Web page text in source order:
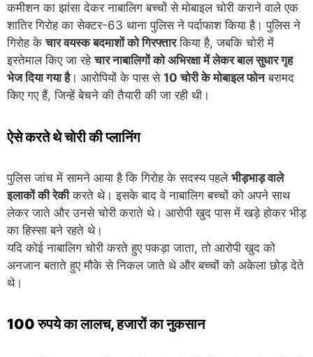
कमीशन का झांसा देकर नाबालिग बच्चों से मोबाइल चोरी कराने वाले एक
शातिर गिरोह का सेक्टर-63 थाना पुलिस ने पर्दाफाश किया है। पुलिस ने
गिरोह केचार वयस्क बदमाशों को गिरफ्तारकिया है, जबकि चोरी में
इस्तेमाल किए जा रहेचार नाबालिगों को अभिरक्षा में लेकर बाल सुधार गृह
भेज दिया गया है। आरोपियों के पास से 10 चोरी के मोबाइल फोनबरामद
किए गए हैं, जिन्हें बेचने की तैयारी की जा रही थी।
ऐसे करते थे चोरी की प्लानिंग
पुलिस जांच में सामने आया है कि गिरोह के सदस्य पहले भीड़भाड़ वाले
इलाकों की रेकीकरते थे। इसके बाद वे नाबालिग बच्चों को अपने साथ
लेकर जाते और उनसे चोरी कराते थे। आरोपी खुद पास में खड़े होकर भीड़
का हिस्सा बने रहते थे।
यदि कोई नाबालिग चोरी करते हुए पकड़ा जाता, तो आरोपी खुद को
अनजान बताते हुए मौके से निकल जाते थे और बच्चों को अकेला छोड़ देते
थे।
100 रुपये का लालच, हजारों का नुकसान